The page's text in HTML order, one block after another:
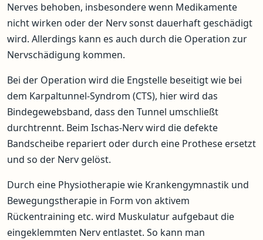
Nerves behoben, insbesondere wenn Medikamente
nicht wirken oder der Nerv sonst dauerhaft geschädigt
wird. Allerdings kann es auch durch die Operation zur
Nervschädigung kommen.
Bei der Operation wird die Engstelle beseitigt wie bei
dem Karpaltunnel-Syndrom (CTS), hier wird das
Bindegewebsband, dass den Tunnel umschließt
durchtrennt. Beim Ischas-Nerv wird die defekte
Bandscheibe repariert oder durch eine Prothese ersetzt
und so der Nerv gelöst.
Durch eine Physiotherapie wie Krankengymnastik und
Bewegungstherapie in Form von aktivem
Rückentraining etc. wird Muskulatur aufgebaut die
eingeklemmten Nerv entlastet. So kann man